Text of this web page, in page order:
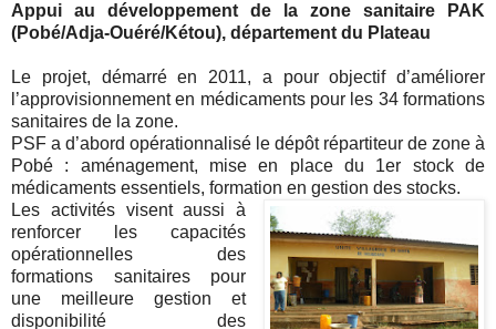
Appui au développement de la zone sanitaire PAK
(Pobé/Adja-Ouéré/Kétou), département du Plateau
Le projet, démarré en 2011, a pour objectif d’améliorer
l’approvisionnement en médicaments pour les 34 formations
sanitaires de la zone.
PSF a d’abord opérationnalisé le dépôt répartiteur de zone à
Pobé : aménagement, mise en place du 1er stock de
médicaments essentiels, formation en gestion des stocks.
Les activités visent aussi à
renforcer les capacités
opérationnelles des
formations sanitaires pour
une meilleure gestion et
disponibilité des